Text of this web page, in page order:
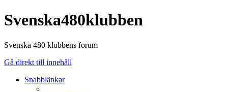
Svenska480klubben
Svenska 480 klubbens forum
Gå direkt till innehåll
Snabblänkar